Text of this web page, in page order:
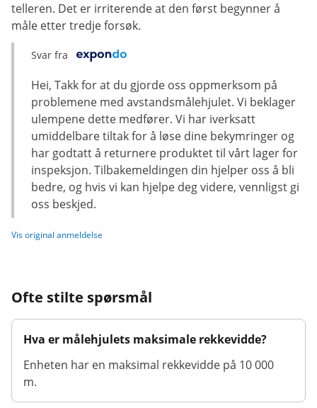
telleren. Det er irriterende at den først begynner å
måle etter tredje forsøk.
Svar fra
Hei, Takk for at du gjorde oss oppmerksom på
problemene med avstandsmålehjulet. Vi beklager
ulempene dette medfører. Vi har iverksatt
umiddelbare tiltak for å løse dine bekymringer og
har godtatt å returnere produktet til vårt lager for
inspeksjon. Tilbakemeldingen din hjelper oss å bli
bedre, og hvis vi kan hjelpe deg videre, vennligst gi
oss beskjed.
Vis original anmeldelse
Ofte stilte spørsmål
Hva er målehjulets maksimale rekkevidde?
Enheten har en maksimal rekkevidde på 10 000
m.